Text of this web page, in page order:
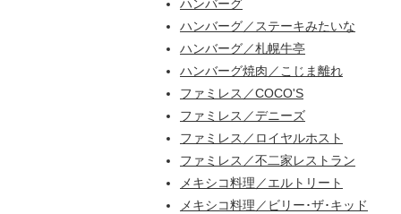
ハンバーグ
ハンバーグ／ステーキみたいな
ハンバーグ／札幌牛亭
ハンバーグ焼肉／こじま離れ
ファミレス／COCO'S
ファミレス／デニーズ
ファミレス／ロイヤルホスト
ファミレス／不二家レストラン
メキシコ料理／エルトリート
メキシコ料理／ビリー･ザ･キッド